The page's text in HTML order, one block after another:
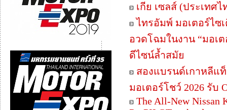
เกีย เซลส์ (ประเทศ
ไทรอัมพ์ มอเตอร์ไซ
อวดโฉมในงาน “มอเ
ดีไซน์ล้ำสมัย
สองแบรนด์เกาหลีแ
มอเตอร์โชว์ 2026 รับ
The All-New Nissan